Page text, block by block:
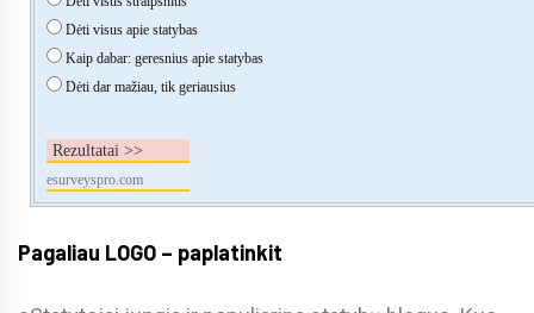
Dėti visus apie statybas
Kaip dabar: geresnius apie statybas
Dėti dar mažiau, tik geriausius
Rezultatai >>
esurveyspro.com
Pagaliau LOGO – paplatinkit